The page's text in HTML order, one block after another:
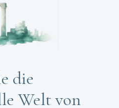
die
Welt von